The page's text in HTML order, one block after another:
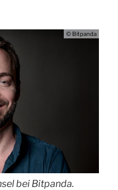
© Bitpanda
bei Bitpanda.